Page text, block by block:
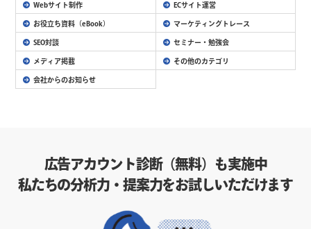
Webサイト制作 ECサイト運営
お役立ち資料（eBook） マーケティングトレース
SEO対談 セミナー・勉強会
メディア掲載 その他のカテゴリ
会社からのお知らせ
広告アカウント診断（無料）も実施中
私たちの分析力・提案力をお試しいただけます